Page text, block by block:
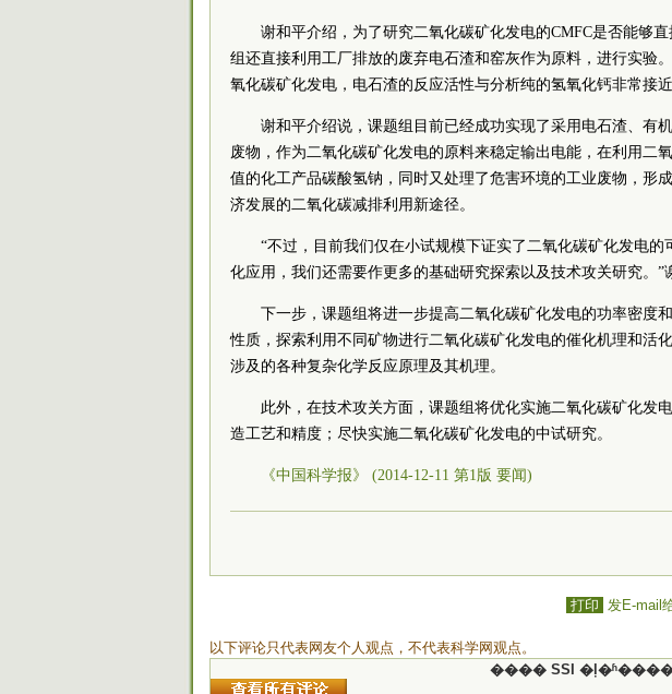
谢和平介绍，为了研究二氧化碳矿化发电的CMFC是否能够
组还直接利用工厂排放的废弃电石渣和窑灰作为原料，进行实验
氧化碳矿化发电，电石渣的反应活性与分析纯的氢氧化钙非常接近
谢和平介绍说，课题组目前已经成功实现了采用电石渣、有
废物，作为二氧化碳矿化发电的原料来稳定输出电能，在利用二
值的化工产品碳酸氢钠，同时又处理了危害环境的工业废物，形
济发展的二氧化碳减排利用新途径。
“不过，目前我们仅在小试规模下证实了二氧化碳矿化发电
化应用，我们还需要作更多的基础研究探索以及技术攻关研究。”
下一步，课题组将进一步提高二氧化碳矿化发电的功率密度
性质，探索利用不同矿物进行二氧化碳矿化发电的催化机理和活
涉及的各种复杂化学反应原理及其机理。
此外，在技术攻关方面，课题组将优化实施二氧化碳矿化发
造工艺和精度；尽快实施二氧化碳矿化发电的中试研究。
《中国科学报》 (2014-12-11 第1版 要闻)
打印 发E-mail
以下评论只代表网友个人观点，不代表科学网观点。
���� SSI